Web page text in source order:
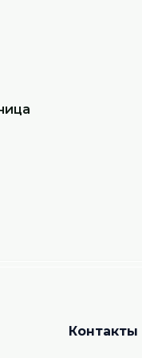
Контакты